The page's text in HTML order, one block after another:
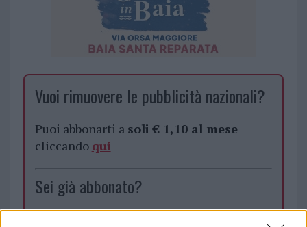
Vuoi rimuovere le pubblicità nazionali?
Puoi abbonarti a soli € 1,10 al mese
cliccando qui
Sei già abbonato?